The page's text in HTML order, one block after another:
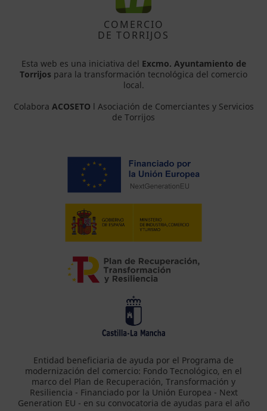
COMERCIO
DE TORRIJOS
Esta web es una iniciativa del Excmo. Ayuntamiento de
Torrijos para la transformación tecnológica del comercio
local.
Colabora ACOSETO l Asociación de Comerciantes y Servicios
de Torrijos
Entidad beneficiaria de ayuda por el Programa de
modernización del comercio: Fondo Tecnológico, en el
marco del Plan de Recuperación, Transformación y
Resiliencia - Financiado por la Unión Europea - Next
Generation EU - en su convocatoria de ayudas para el año